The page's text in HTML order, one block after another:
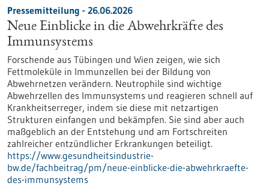
Pressemitteilung - 26.06.2026
Neue Einblicke in die Abwehrkräfte des
Immunsystems
Forschende aus Tübingen und Wien zeigen, wie sich
Fettmoleküle in Immunzellen bei der Bildung von
Abwehrnetzen verändern. Neutrophile sind wichtige
Abwehrzellen des Immunsystems und reagieren schnell auf
Krankheitserreger, indem sie diese mit netzartigen
Strukturen einfangen und bekämpfen. Sie sind aber auch
maßgeblich an der Entstehung und am Fortschreiten
zahlreicher entzündlicher Erkrankungen beteiligt.
https://www.gesundheitsindustrie-
bw.de/fachbeitrag/pm/neue-einblicke-die-abwehrkraefte-
des-immunsystems